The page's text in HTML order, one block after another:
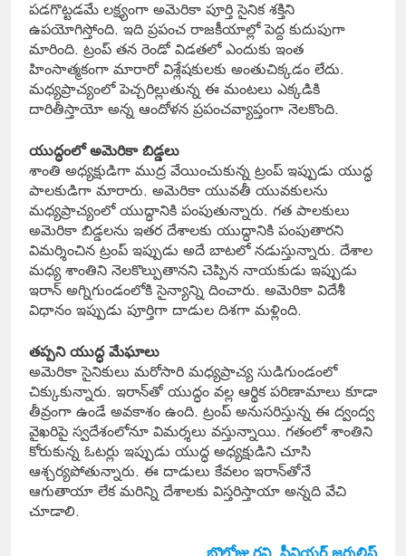
పడగొట్టడమే లక్ష్యంగా అమెరికా పూర్తి సైనిక శక్తిని
ఉపయోగిస్తోంది. ఇది ప్రపంచ రాజకీయాల్లో పెద్ద కుదుపుగా
మారింది. ట్రంప్ తన రెండో విడతలో ఎందుకు ఇంత
హింసాత్మకంగా మారారో విశ్లేషకులకు అంతుచిక్కడం లేదు.
మధ్యప్రాచ్యంలో పెచ్చరిల్లుతున్న ఈ మంటలు ఎక్కడికి
దారితీస్తాయో అన్న ఆందోళన ప్రపంచవ్యాప్తంగా నెలకొంది.
యుద్ధంలో అమెరికా బిడ్డలు
శాంతి అధ్యక్షుడిగా ముద్ర వేయించుకున్న ట్రంప్ ఇప్పుడు యుద్ధ
పాలకుడిగా మారారు. అమెరికా యువతీ యువకులను
మధ్యప్రాచ్యంలో యుద్ధానికి పంపుతున్నారు. గత పాలకులు
అమెరికా బిడ్డలను ఇతర దేశాలకు యుద్ధానికి పంపుతారని
విమర్శించిన ట్రంప్ ఇప్పుడు అదే బాటలో నడుస్తున్నారు. దేశాల
మధ్య శాంతిని నెలకొల్పుతానని చెప్పిన నాయకుడు ఇప్పుడు
ఇరాన్ అగ్నిగుండంలోకి సైన్యాన్ని దించారు. అమెరికా విదేశీ
విధానం ఇప్పుడు పూర్తిగా దాడుల దిశగా మళ్లింది.
తప్పని యుద్ధ మేఘాలు
అమెరికా సైనికులు మరోసారి మధ్యప్రాచ్య సుడిగుండంలో
చిక్కుకున్నారు. ఇరాన్‌తో యుద్ధం వల్ల ఆర్థిక పరిణామాలు కూడా
తీవ్రంగా ఉండే అవకాశం ఉంది. ట్రంప్ అనుసరిస్తున్న ఈ ద్వంద్వ
వైఖరిపై స్వదేశంలోనూ విమర్శలు వస్తున్నాయి. గతంలో శాంతిని
కోరుకున్న ఓటర్లు ఇప్పుడు యుద్ధ అధ్యక్షుడిని చూసి
ఆశ్చర్యపోతున్నారు. ఈ దాడులు కేవలం ఇరాన్‌తోనే
ఆగుతాయా లేక మరిన్ని దేశాలకు విస్తరిస్తాయా అన్నది వేచి
చూడాలి.